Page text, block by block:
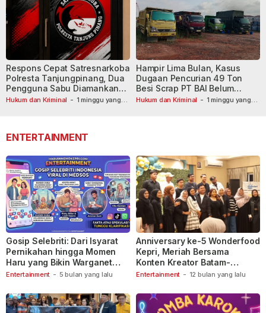
Hukum dan Kriminal - 1 minggu yang
Respons Cepat Satresnarkoba
Polresta Tanjungpinang, Dua
Pengguna Sabu Diamankan
Usai Dilaporkan ke Call Center
Hukum dan Kriminal - 1 minggu yang
Hampir Lima Bulan, Kasus
Dugaan Pencurian 49 Ton
Besi Scrap PT BAI Belum
Tetapkan Tersangka
ENTERTAINMENT
Entertainment - 5 bulan yang lalu
Gosip Selebriti: Dari Isyarat
Pernikahan hingga Momen
Haru yang Bikin Warganet
Berspekulasi
Entertainment - 12 bulan yang lalu
Anniversary ke-5 Wonderfood
Kepri, Meriah Bersama
Konten Kreator Batam-
Tanjungpinang